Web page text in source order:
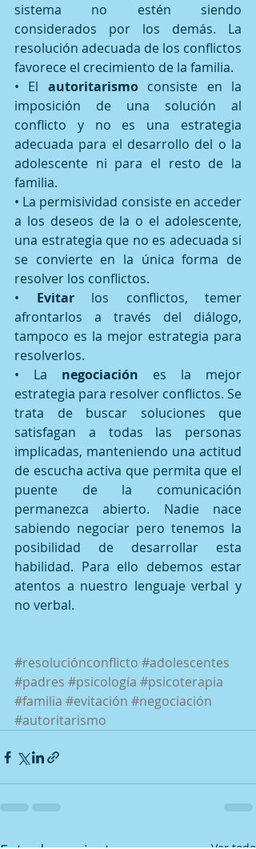
sistema no estén siendo
considerados por los demás. La
resolución adecuada de los conflictos
favorece el crecimiento de la familia.
• El autoritarismo consiste en la
imposición de una solución al
conflicto y no es una estrategia
adecuada para el desarrollo del o la
adolescente ni para el resto de la
familia.
• La permisividad consiste en acceder
a los deseos de la o el adolescente,
una estrategia que no es adecuada si
se convierte en la única forma de
resolver los conflictos.
• Evitar los conflictos, temer
afrontarlos a través del diálogo,
tampoco es la mejor estrategia para
resolverlos.
• La negociación es la mejor
estrategia para resolver conflictos. Se
trata de buscar soluciones que
satisfagan a todas las personas
implicadas, manteniendo una actitud
de escucha activa que permita que el
puente de la comunicación
permanezca abierto. Nadie nace
sabiendo negociar pero tenemos la
posibilidad de desarrollar esta
habilidad. Para ello debemos estar
atentos a nuestro lenguaje verbal y
no verbal.
#resoluciónconflicto #adolescentes
#padres #psicología #psicoterapia
#familia #evitación #negociación
#autoritarismo